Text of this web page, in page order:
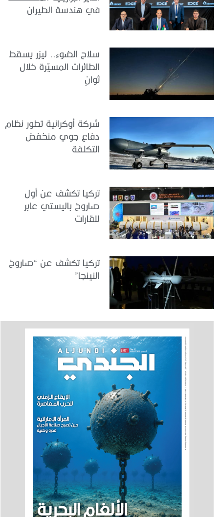
في هندسة الطيران
سلاح الضوء.. ليزر يسقط
الطائرات المسيّرة خلال
ثوانٍ
شركة أوكرانية تطور نظام
دفاع جوي منخفض
التكلفة
تركيا تكشف عن أول
صاروخ باليستي عابر
للقارات
تركيا تكشف عن “صاروخ
النينجا”